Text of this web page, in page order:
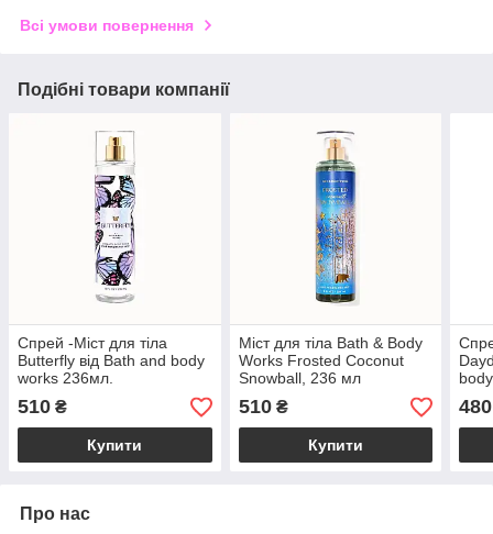
Всі умови повернення
Подібні товари компанії
Спрей -Міст для тіла
Butterfly від Bath and body
works 236мл.
510 ₴
Купити
Міст для тіла Bath & Body
Works Frosted Coconut
Snowball, 236 мл
510₴
Купити
480
Про нас